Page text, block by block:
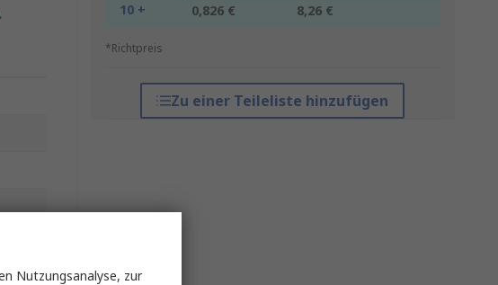
10 + 0,826 € 8,26 €
*Richtpreis
Zu einer Teileliste hinzufügen
Nutzungsanalyse, zur